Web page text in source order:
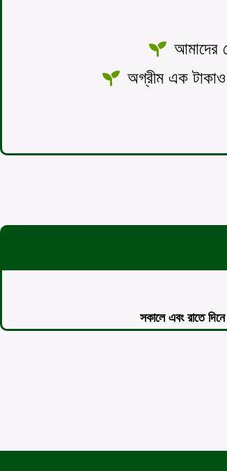
আমাদের
অগ্রীম এক টাকাও
সকালে এবং রাতে